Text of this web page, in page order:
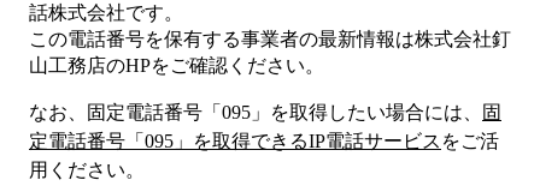
話株式会社です。
この電話番号を保有する事業者の最新情報は株式会社釘
山工務店のHPをご確認ください。
なお、固定電話番号「 095 」を取得したい場合には、
固
定電話番号「 095 」を取得できるIP電話サービス をご活
用ください。